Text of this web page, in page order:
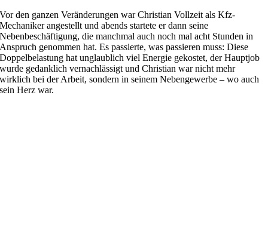
Vor den ganzen Veränderungen war Christian Vollzeit als Kfz-
Mechaniker angestellt und abends startete er dann seine
Nebenbeschäftigung, die manchmal auch noch mal acht Stunden in
Anspruch genommen hat. Es passierte, was passieren muss: Diese
Doppelbelastung hat unglaublich viel Energie gekostet, der Hauptjob
wurde gedanklich vernachlässigt und Christian war nicht mehr
wirklich bei der Arbeit, sondern in seinem Nebengewerbe – wo auch
sein Herz war.